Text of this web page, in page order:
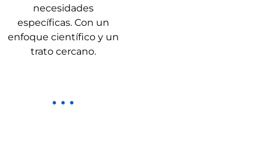
necesidades
específicas. Con un
enfoque científico y un
trato cercano.